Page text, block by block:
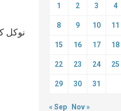
نوكل
1 2 3 4
8 9 10 11
15 16 17 18
22 23 24 25
29 30 31
« Sep Nov »